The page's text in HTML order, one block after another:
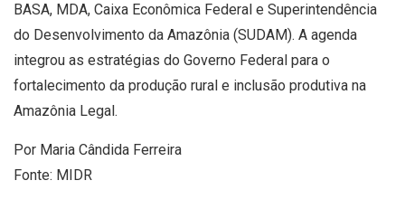
BASA, MDA, Caixa Econômica Federal e Superintendência
do Desenvolvimento da Amazônia (SUDAM). A agenda
integrou as estratégias do Governo Federal para o
fortalecimento da produção rural e inclusão produtiva na
Amazônia Legal.
Por Maria Cândida Ferreira
Fonte: MIDR